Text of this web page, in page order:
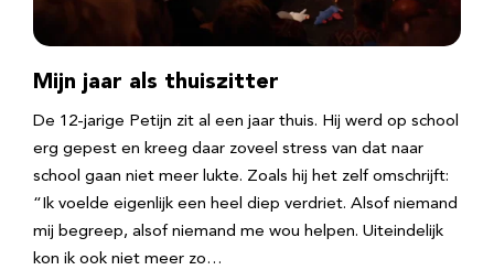
Mijn jaar als thuiszitter
De 12-jarige Petijn zit al een jaar thuis. Hij werd op school
erg gepest en kreeg daar zoveel stress van dat naar
school gaan niet meer lukte. Zoals hij het zelf omschrijft:
“Ik voelde eigenlijk een heel diep verdriet. Alsof niemand
mij begreep, alsof niemand me wou helpen. Uiteindelijk
kon ik ook niet meer zo…